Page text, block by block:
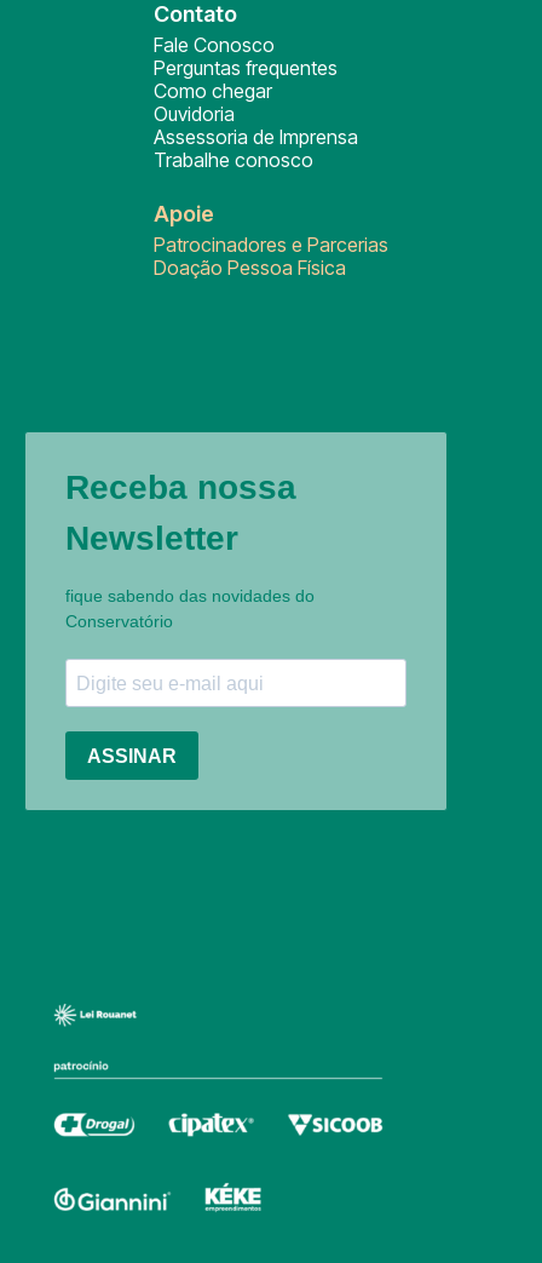
Contato
Fale Conosco
Perguntas frequentes
Como chegar
Ouvidoria
Assessoria de Imprensa
Trabalhe conosco
Apoie
Patrocinadores e Parcerias
Doação Pessoa Física